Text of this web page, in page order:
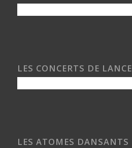
LES CONCERTS DE LANCE
LES ATOMES DANSANTS